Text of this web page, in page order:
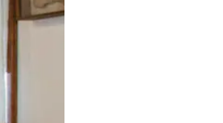
pomocou dotykových gest či